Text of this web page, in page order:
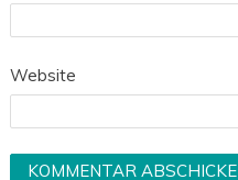
Website